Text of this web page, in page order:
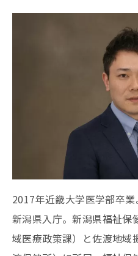
2017年近畿大学医学部卒
新潟県入庁。新潟県福祉保
域医療政策課）と佐渡地域